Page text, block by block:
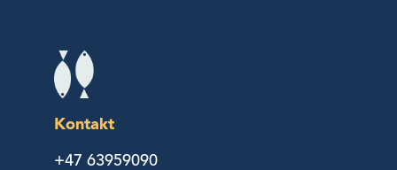
Kontakt
+47 63959090